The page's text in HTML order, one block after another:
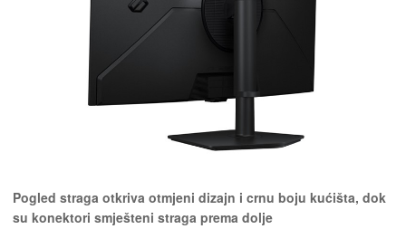
Pogled straga otkriva otmjeni dizajn i crnu boju kućišta, dok
su konektori smješteni straga prema dolje